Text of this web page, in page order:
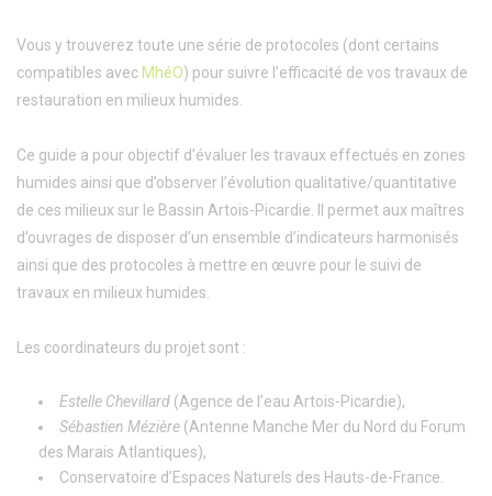
Vous y trouverez toute une série de protocoles (dont certains
compatibles avec MhéO) pour suivre l’efficacité de vos travaux de
restauration en milieux humides.
Ce guide a pour objectif d’évaluer les travaux effectués en zones
humides ainsi que d’observer l’évolution qualitative/quantitative
de ces milieux sur le Bassin Artois-Picardie. Il permet aux maîtres
d’ouvrages de disposer d’un ensemble d’indicateurs harmonisés
ainsi que des protocoles à mettre en œuvre pour le suivi de
travaux en milieux humides.
Les coordinateurs du projet sont :
Estelle Chevillard (Agence de l’eau Artois-Picardie),
Sébastien Mézière (Antenne Manche Mer du Nord du Forum
des Marais Atlantiques),
Conservatoire d’Espaces Naturels des Hauts-de-France.